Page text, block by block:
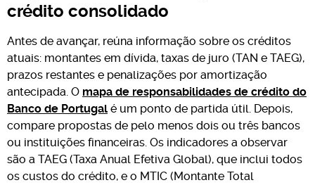
crédito consolidado
Antes de avançar, reúna informação sobre os créditos
atuais: montantes em dívida, taxas de juro (TAN e TAEG),
prazos restantes e penalizações por amortização
antecipada. O mapa de responsabilidades de crédito do
Banco de Portugal é um ponto de partida útil. Depois,
compare propostas de pelo menos dois ou três bancos
ou instituições financeiras. Os indicadores a observar
são a TAEG (Taxa Anual Efetiva Global), que inclui todos
os custos do crédito, e o MTIC (Montante Total